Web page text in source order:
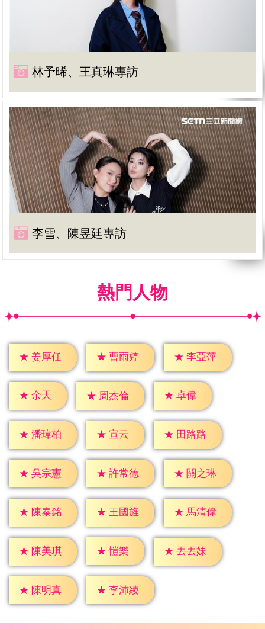
林予晞、王真琳專訪
李雪、陳昱廷專訪
熱門人物
★ 姜厚任 ★ 曹雨婷 ★ 李亞萍
★ 余天 ★ 周杰倫 ★ 卓偉
★ 潘瑋柏 ★ 宣云 ★ 田路路
★ 吳宗憲 ★ 許常德 ★ 關之琳
★ 陳泰銘 ★ 王國旌 ★ 馬清偉
★ 陳美琪 ★ 愷樂 ★ 丟丟妹
★ 陳明真 ★ 李沛綾